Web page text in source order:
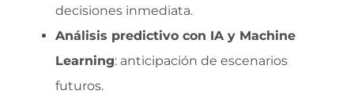
decisiones inmediata.
Análisis predictivo con IA y Machine
Learning: anticipación de escenarios
futuros.